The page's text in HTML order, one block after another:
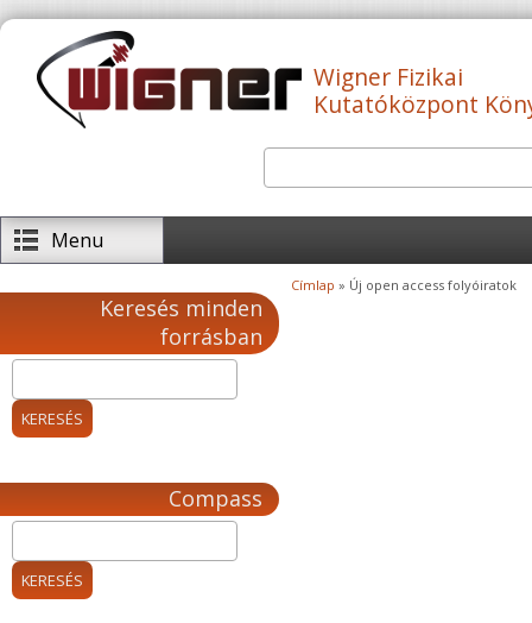
Ugrás a tartalomra
Wigner Fizikai
Kutatóközpont
Keresés űrlap
Menu
Keresés minden
forrásban
Compass
Jelenlegi hely
Címlap » Új open access folyóiratok